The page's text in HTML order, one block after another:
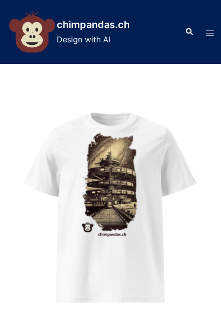
content
chimpandas.ch
Design with AI
Search